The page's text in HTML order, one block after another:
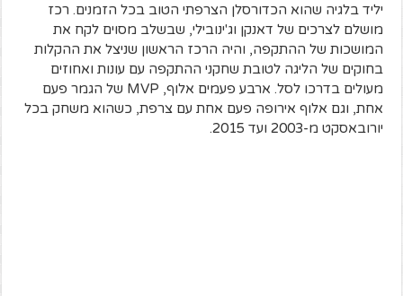
יליד בלגיה שהוא הכדורסלן הצרפתי הטוב בכל הזמנים. רכז
מושלם לצרכים של דאנקן וג'ינובילי, שבשלב מסוים לקח את
המושכות של ההתקפה, והיה הרכז הראשון שניצל את ההקלות
בחוקים של הליגה לטובת שחקני ההתקפה עם עונות ואחוזים
מעולים בדרכו לסל. ארבע פעמים אלוף, MVP של הגמר פעם
אחת, וגם אלוף אירופה פעם אחת עם צרפת, כשהוא משחק בכל
יורובאסקט מ-2003 ועד 2015.